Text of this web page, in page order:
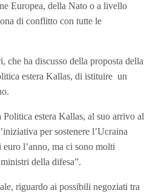
Europea, della Nato o a livello
di conflitto con tutte le
ha discusso della proposta della
estera Kallas, di istituire un
estera Kallas, al suo arrivo al
per sostenere l’Ucraina
l’anno, ma ci sono molti
della difesa”.
riguardo ai possibili negoziati tra